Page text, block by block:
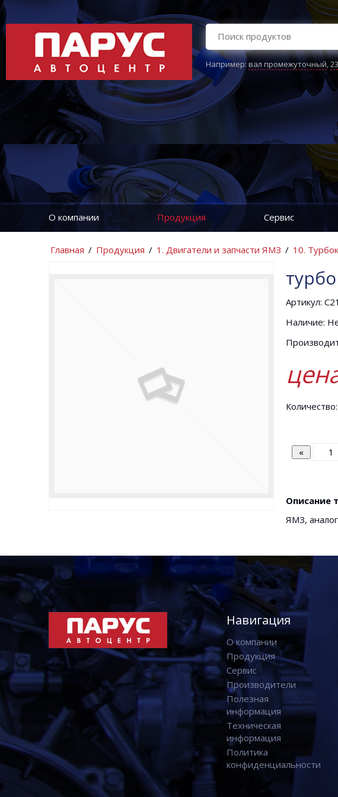
Например:вал промежуточный,
О компании Продукция Сервис
Главная / Продукция / 1. Двигатели и запчасти ЯМЗ / 10.
Артикул:
Наличие:
Количество:
Описание
ЯМЗ,
Навигация
О компании
Продукция
Сервис
Производители
Полезная
информация
Техническая
информация
Политика
конфиденциальности